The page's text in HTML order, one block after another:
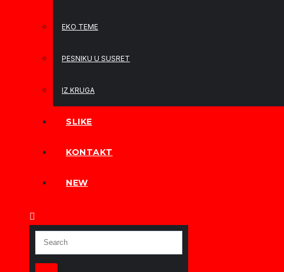
EKO TEME
PESNIKU U SUSRET
IZ KRUGA
SLIKE
KONTAKT
NEW